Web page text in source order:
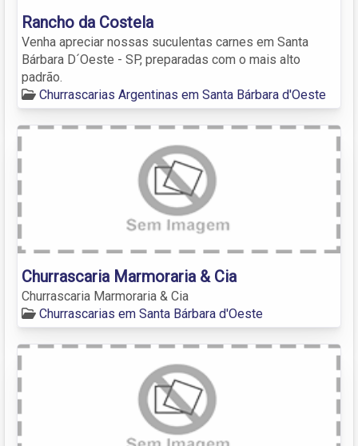
Rancho da Costela
Venha apreciar nossas suculentas carnes em Santa
Bárbara D´Oeste - SP, preparadas com o mais alto
padrão.
Churrascarias Argentinas em Santa Bárbara d'Oeste
Churrascaria Marmoraria & Cia
Churrascaria Marmoraria & Cia
Churrascarias em Santa Bárbara d'Oeste